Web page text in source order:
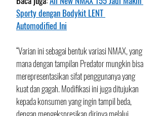
Sporty dengan Bodykit LENT
Automodified Ini
“Varian ini sebagai bentuk variasi NMAX, yang
mana dengan tampilan Predator mungkin bisa
merepresentasikan sifat penggunanya yang
kuat dan gagah. Modifikasi ini juga ditujukan
kepada konsumen yang ingin tampil beda,